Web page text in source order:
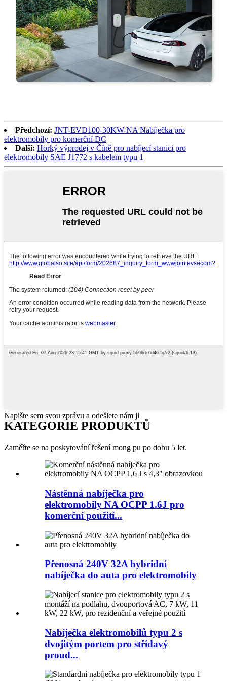
Předchozí: JNT-EVD100-30KW-NA Nabíječka pro
elektromobily pro komerční DC
Další: Horký výprodej v Číně pro nabíjecí stanici pro
elektromobily SAE J1772 s kabelem typu 1
Napište sem svou zprávu a odešlete nám ji
KATEGORIE PRODUKTŮ
Zaměřte se na poskytování řešení mong pu po dobu 5 let.
Nástěnná nabíječka pro
elektromobily NA OCPP 1.6J pro
komerční použití...
Přenosná 240V 32A hybridní
nabíječka do auta pro elektromobily
Nabíječka elektromobilů typu 2 s
dvojitým portem pro střídavý
proud...